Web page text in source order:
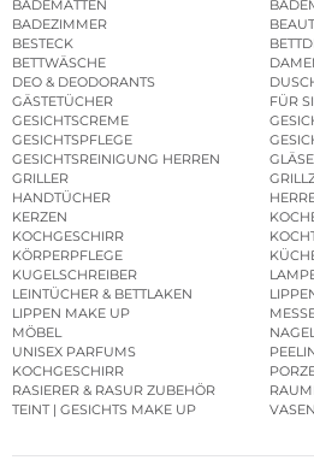
BADEMATTEN
BADEZIMMER
BESTECK
BETTWÄSCHE
DEO & DEODORANTS
GÄSTETÜCHER
FÜR
GESICHTSCREME
GESICHTSPFLEGE
GESICHTSREINIGUNG HERREN
GRILLER
HANDTÜCHER
KERZEN
KOCHGESCHIRR
KÖRPERPFLEGE
KUGELSCHREIBER
LEINTÜCHER & BETTLAKEN
LIPPEN MAKE UP
MÖBEL
UNISEX PARFUMS
KOCHGESCHIRR
RASIERER & RASUR ZUBEHÖR
TEINT | GESICHTS MAKE UP
VASEN